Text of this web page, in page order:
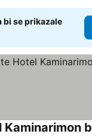
bi se prikazale
Kaminarimon